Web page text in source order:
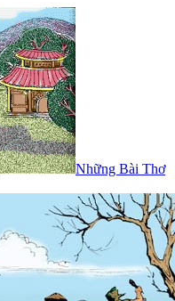
Những Bài Thơ